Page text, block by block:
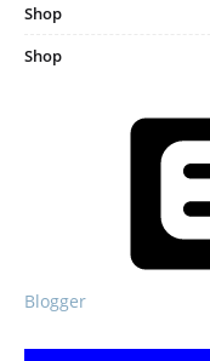
Shop
Shop
Blogger